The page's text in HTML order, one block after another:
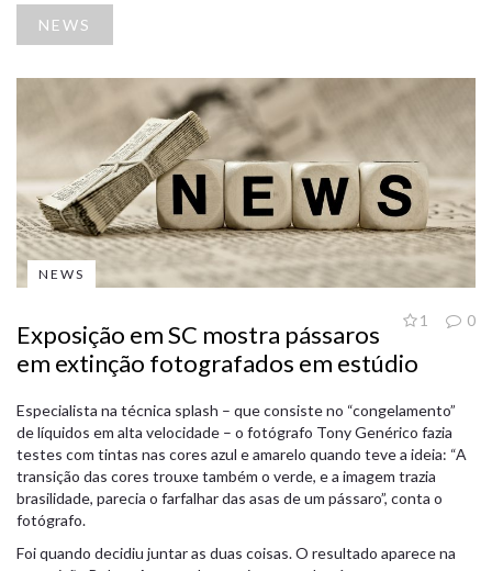
NEWS
NEWS
0
1
Exposição em SC mostra pássaros
em extinção fotografados em estúdio
Especialista na técnica splash – que consiste no “congelamento”
de líquidos em alta velocidade – o fotógrafo Tony Genérico fazia
testes com tintas nas cores azul e amarelo quando teve a ideia: “A
transição das cores trouxe também o verde, e a imagem trazia
brasilidade, parecia o farfalhar das asas de um pássaro”, conta o
fotógrafo.
Foi quando decidiu juntar as duas coisas. O resultado aparece na